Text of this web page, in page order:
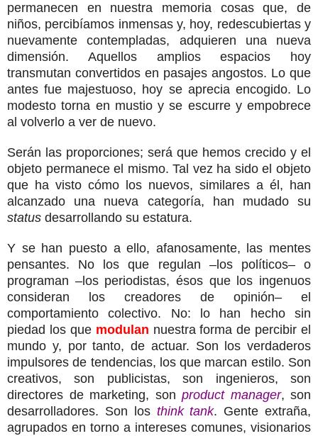
permanecen en nuestra memoria cosas que, de
niños, percibíamos inmensas y, hoy, redescubiertas y
nuevamente contempladas, adquieren una nueva
dimensión. Aquellos amplios espacios hoy
transmutan convertidos en pasajes angostos. Lo que
antes fue majestuoso, hoy se aprecia encogido. Lo
modesto torna en mustio y se escurre y empobrece
al volverlo a ver de nuevo.
Serán las proporciones; será que hemos crecido y el
objeto permanece el mismo. Tal vez ha sido el objeto
que ha visto cómo los nuevos, similares a él, han
alcanzado una nueva categoría, han mudado su
status desarrollando su estatura.
Y se han puesto a ello, afanosamente, las mentes
pensantes. No los que regulan –los políticos– o
programan –los periodistas, ésos que los ingenuos
consideran los creadores de opinión– el
comportamiento colectivo. No: lo han hecho sin
piedad los que modulan nuestra forma de percibir el
mundo y, por tanto, de actuar. Son los verdaderos
impulsores de tendencias, los que marcan estilo. Son
creativos, son publicistas, son ingenieros, son
directores de marketing, son product manager, son
desarrolladores. Son los think tank. Gente extraña,
agrupados en torno a intereses comunes, visionarios